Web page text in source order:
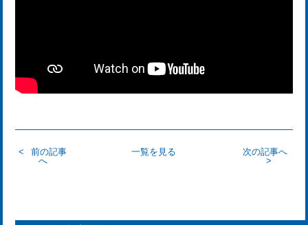
前の記事
へ
一覧を見る 次の記事へ